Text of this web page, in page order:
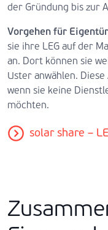
der Gründung bis zur
Vorgehen für
sie ihre LEG auf der
an. Dort können sie
Uster anwählen.
wenn sie keine
möchten.
solar share –